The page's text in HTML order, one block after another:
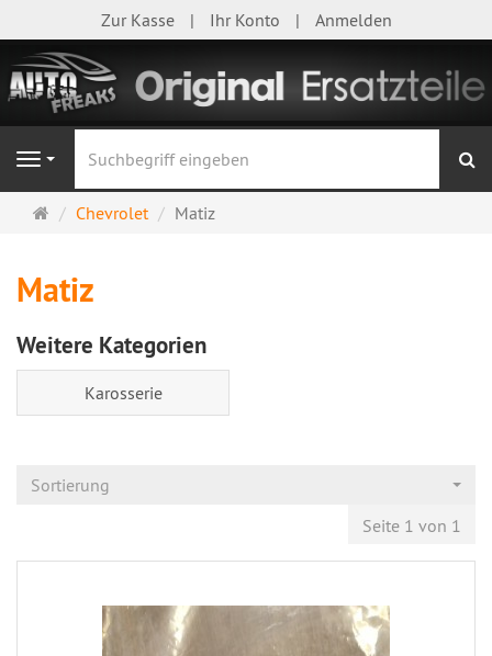
Zur Kasse Ihr Konto Anmelden
Navigation
Startseite
Chevrolet Matiz
Matiz
Weitere Kategorien
Karosserie
Sortierung
Seite 1 von 1